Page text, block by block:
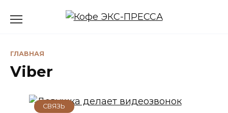
ГЛАВНАЯ
Viber
СВЯЗЬ